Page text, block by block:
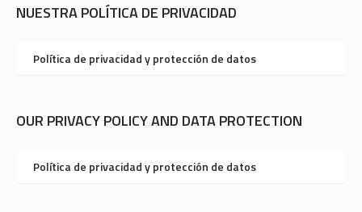
NUESTRA POLÍTICA DE PRIVACIDAD
Política de privacidad y protección de datos
OUR PRIVACY POLICY AND DATA PROTECTION
Política de privacidad y protección de datos